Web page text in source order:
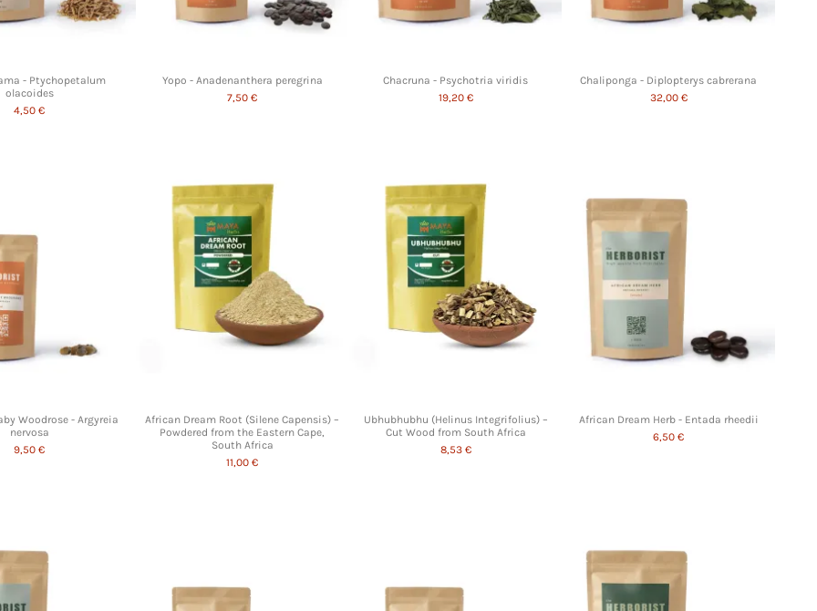
- Ptychopetalum
olacoides
4,50 €
Yopo - Anadenanthera peregrina
7,50 €
Chacruna - Psychotria viridis
19,20 €
Chaliponga - Diplopterys cabrerana
32,00 €
Woodrose - Argyreia
nervosa
9,50 €
African Dream Root (Silene Capensis) –
Powdered from the Eastern Cape,
South Africa
11,00 €
Ubhubhubhu (Helinus Integrifolius) –
Cut Wood from South Africa
8,53 €
African Dream Herb - Entada rheedii
6,50 €